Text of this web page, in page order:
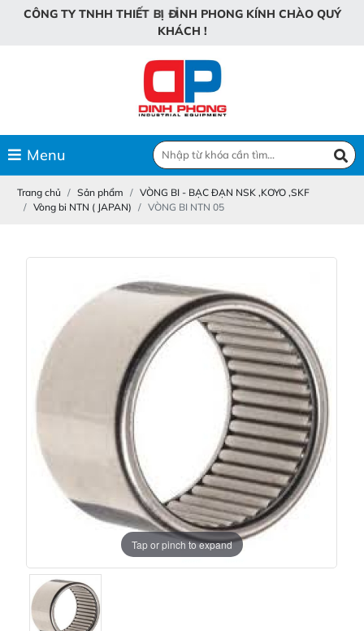
CÔNG TY TNHH THIẾT BỊ ĐỈNH PHONG KÍNH CHÀO QUÝ
KHÁCH !
Menu
Trang chủ Sản phẩm
VÒNG BI - BẠC ĐẠN NSK ,KOYO ,SKF
Vòng bi NTN ( JAPAN)
VÒNG BI NTN 05
Tap or pinch to expand